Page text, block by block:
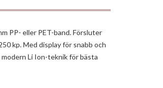
PP- eller PET-band. Försluter
kp. Med display för snabb och
Li Ion-teknik för bästa